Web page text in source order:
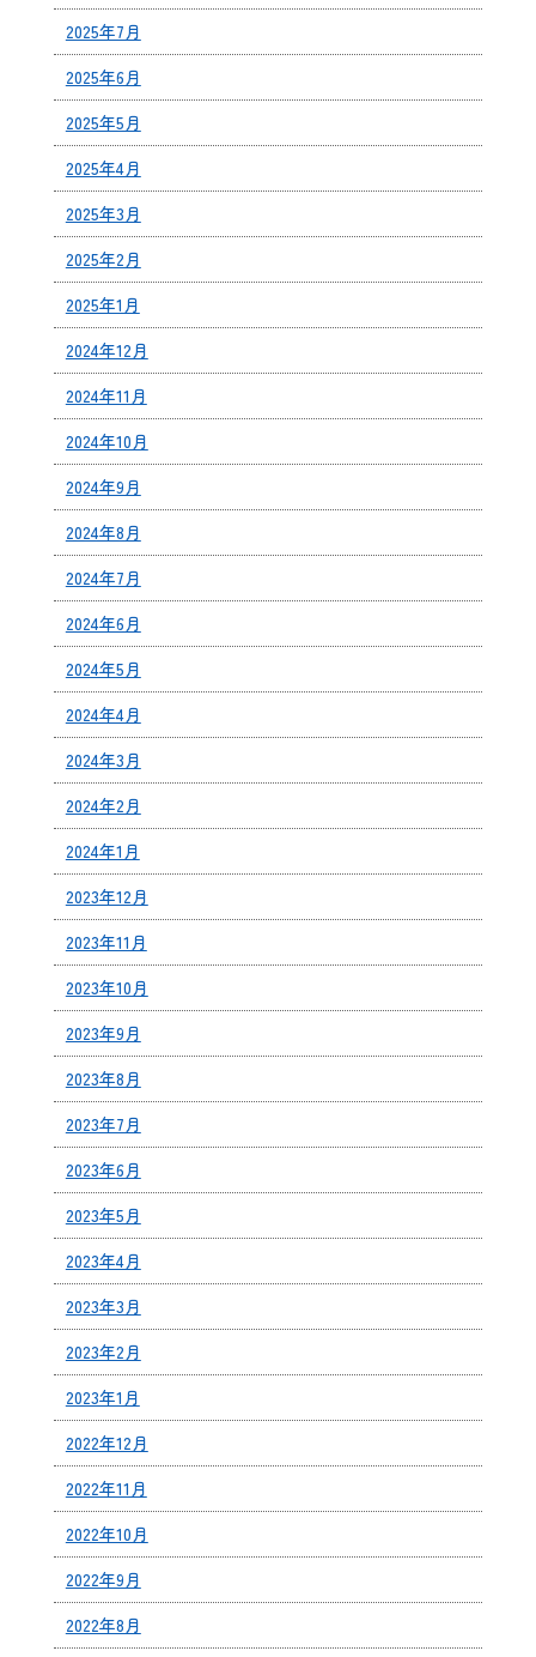
2025年7月
2025年6月
2025年5月
2025年4月
2025年3月
2025年2月
2025年1月
2024年12月
2024年11月
2024年10月
2024年9月
2024年8月
2024年7月
2024年6月
2024年5月
2024年4月
2024年3月
2024年2月
2024年1月
2023年12月
2023年11月
2023年10月
2023年9月
2023年8月
2023年7月
2023年6月
2023年5月
2023年4月
2023年3月
2023年2月
2023年1月
2022年12月
2022年11月
2022年10月
2022年9月
2022年8月